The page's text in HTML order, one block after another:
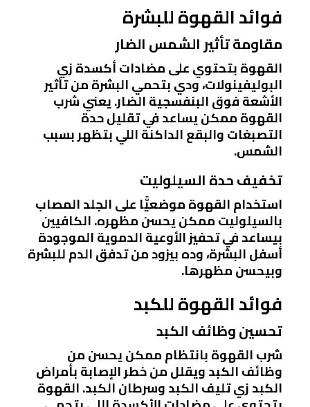
فوائد القهوة للبشرة
مقاومة تأثير الشمس الضار
القهوة بتحتوي على مضادات أكسدة زي
البوليفينولات، ودي بتحمي البشرة من تأثير
الأشعة فوق البنفسجية الضار. يعني شرب
القهوة ممكن يساعد في تقليل حدة
التصبغات والبقع الداكنة اللي بتظهر بسبب
الشمس.
تخفيف حدة السيلوليت
استخدام القهوة موضعيًّا على الجلد المصاب
بالسيلوليت ممكن يحسن مظهره. الكافيين
بيساعد في تحفيز الأوعية الدموية الموجودة
أسفل البشرة، وده بيزود من تدفق الدم للبشرة
وبيحسن مظهرها.
فوائد القهوة للكبد
تحسين وظائف الكبد
شرب القهوة بانتظام ممكن يحسن من
وظائف الكبد ويقلل من خطر الإصابة بأمراض
الكبد زي تليف الكبد وسرطان الكبد. القهوة